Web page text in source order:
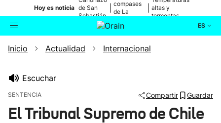
Hoy es noticia de San
Sebastián
compases
de La
altas y
tormentas
ES
Buscador Actualidad
Inicio Actualidad Internacional
Escuchar
SENTENCIA Compartir Guardar
El Tribunal Supremo de Chile